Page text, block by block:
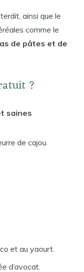
ainsi que le
comme le
de pâtes et de
?
saines
de cajou.
et au yaourt.
d’avocat.